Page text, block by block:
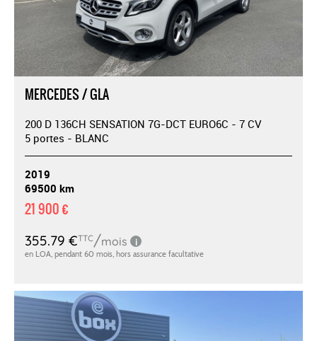
MERCEDES / GLA
200 D 136CH SENSATION 7G-DCT EURO6C - 7 CV
5 portes - BLANC
2019
69500 km
21 900 €